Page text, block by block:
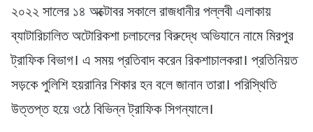
২০২২ সালের ১৪ অক্টোবর সকালে রাজধানীর পল্লবী এলাকায়
ব্যাটারিচালিত অটোরিকশা চলাচলের বিরুদ্ধে অভিযানে নামে মিরপুর
ট্রাফিক বিভাগ। এ সময় প্রতিবাদ করেন রিকশাচালকরা। প্রতিনিয়ত
সড়কে পুলিশি হয়রানির শিকার হন বলে জানান তারা। পরিস্থিতি
উত্তপ্ত হয়ে ওঠে বিভিন্ন ট্রাফিক সিগন্যালে।